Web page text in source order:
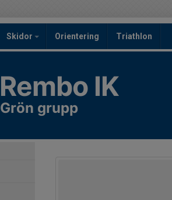
Skidor Orientering Triathlon
Rembo IK
Grön grupp